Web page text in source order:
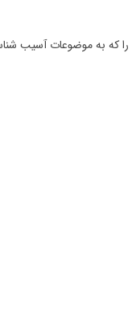
را كه به موضوعات آسيب